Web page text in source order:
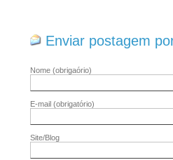
Enviar postagem
Nome (obrigaório)
E-mail (obrigatório)
Site/Blog